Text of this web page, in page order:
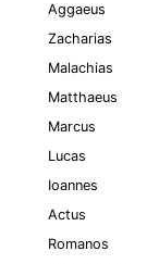
Aggaeus
Zacharias
Malachias
Matthaeus
Marcus
Lucas
Ioannes
Actus
Romanos